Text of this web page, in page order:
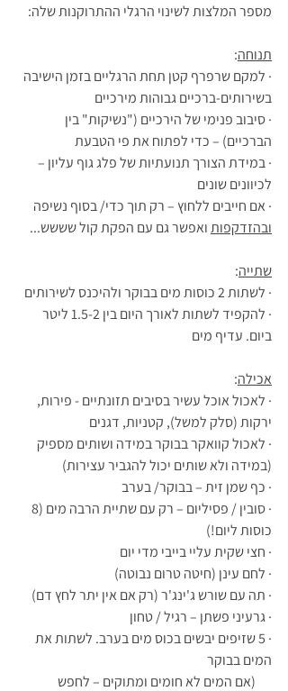
מספר המלצות לשינוי הרגלי ההתרוקנות שלה:
תנוחה:
· למקם שרפרף קטן תחת הרגליים בזמן הישיבה
בשירותים-ברכיים גבוהות מירכיים
· סיבוב פנימי של הירכיים ("נשיקות" בין
הברכיים) – כדי לפתוח את פי הטבעת
· במידת הצורך תנועתיות של פלג גוף עליון –
לכיוונים שונים
· אם חייבים ללחוץ – רק תוך כדי/ בסוף נשיפה
ובהזדקפות ואפשר גם עם הפקת קול שששש...
שתייה:
· לשתות 2 כוסות מים בבוקר ולהיכנס לשירותים
· להקפיד לשתות לאורך היום בין 1.5-2 ליטר
ביום. עדיף מים
אכילה:
· לאכול אוכל עשיר בסיבים תזונתיים - פירות,
ירקות (סלק למשל), קטניות, דגנים
· לאכול קוואקר בבוקר במידה ושותים מספיק
(במידה ולא שותים יכול להגביר עצירות)
· כף שמן זית – בבוקר/ בערב
כוסות ליום!)
· חצי שקית עליי בייבי מדי יום
· לחם עינן (חיטה טרום נבוטה)
· תה עם שורש ג'ינג'ר (רק אם אין יתר לחץ דם)
· גרעיני פשתן – רגיל / טחון
· 5 שזיפים יבשים בכוס מים בערב. לשתות את
המים בבוקר
      (אם המים לא חומים ומתוקים – לחפש